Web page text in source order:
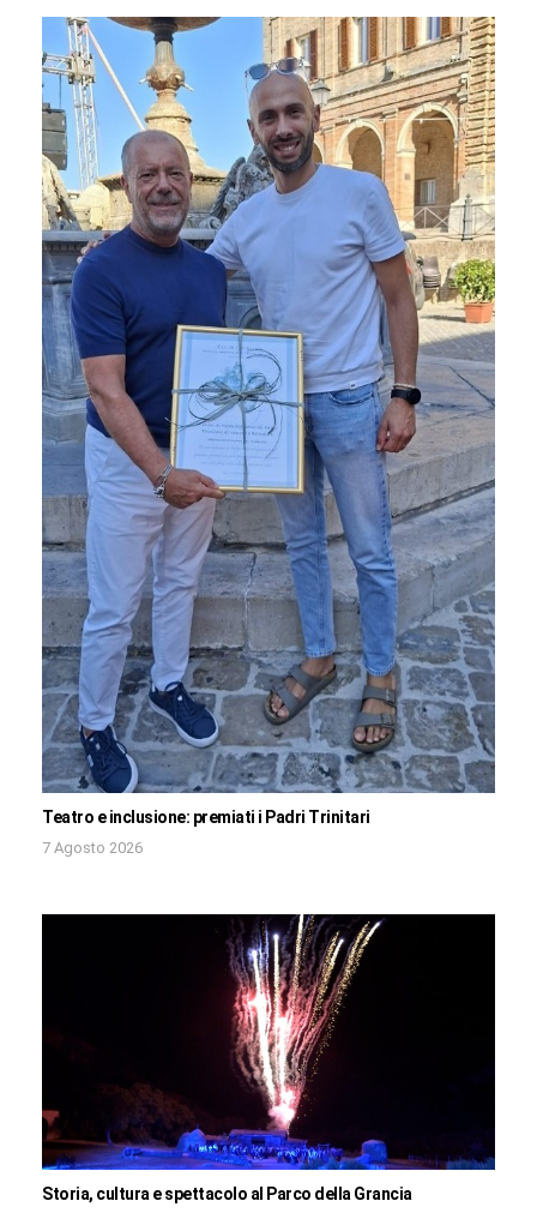
Teatro e inclusione: premiati i Padri Trinitari
7 Agosto 2026
Storia, cultura e spettacolo al Parco della Grancia